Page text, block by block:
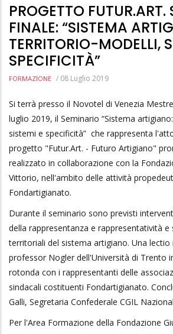
PROGETTO
FINALE: “SISTEMA
TERRITORIO-MODELLI,
SPECIFICITÀ”
FORMAZIONE / 08 Luglio 2019
Si terrà presso il Novotel di Venezia
luglio 2019, il Seminario “Sistema
sistemi e specificità” che rappresenta
progetto "Futur.Art. - Futuro Artigiano"
realizzato in collaborazione con la
Vittorio, nell'ambito delle attività
Fondartigianato.
Durante il seminario sono previsti
della rappresentanza e rappresentatività e
territoriali del sistema artigiano. Una lectio
professor Nogler dell'Università di Trento
rotonda con i rappresentanti delle
sindacali costituenti Fondartigianato.
Galli, Segretaria Confederale CGIL
Per l'Area Formazione della Fondazione